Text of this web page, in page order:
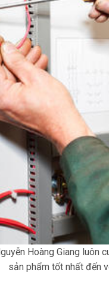
Hoàng Giang luôn
sản phẩm tốt nhất đến